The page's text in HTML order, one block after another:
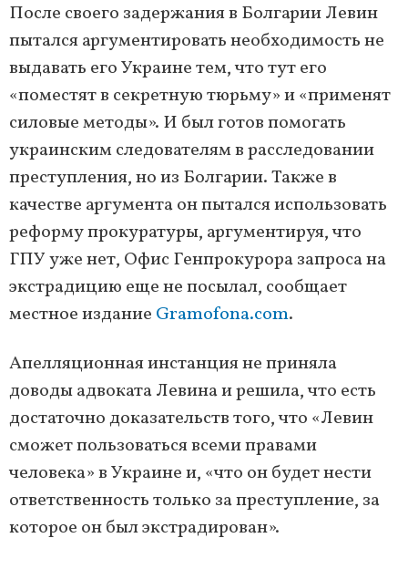
После своего задержания в Болгарии Левин
пытался аргументировать необходимость не
выдавать его Украине тем, что тут его
«поместят в секретную тюрьму» и «применят
силовые методы». И был готов помогать
украинским следователям в расследовании
преступления, но из Болгарии. Также в
качестве аргумента он пытался использовать
реформу прокуратуры, аргументируя, что
ГПУ уже нет, Офис Генпрокурора запроса на
экстрадицию еще не посылал, сообщает
местное издание Gramofona.com.
Апелляционная инстанция не приняла
доводы адвоката Левина и решила, что есть
достаточно доказательств того, что «Левин
сможет пользоваться всеми правами
человека» в Украине и, «что он будет нести
ответственность только за преступление, за
которое он был экстрадирован».